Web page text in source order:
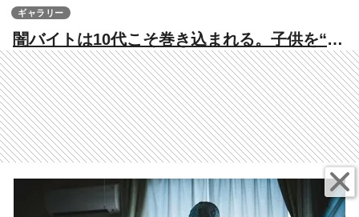
闇バイトは10代こそ巻き込まれる。子供を“短
時間で楽に稼ぐ”誘惑から守るために親ができ
ること
ギャラリー